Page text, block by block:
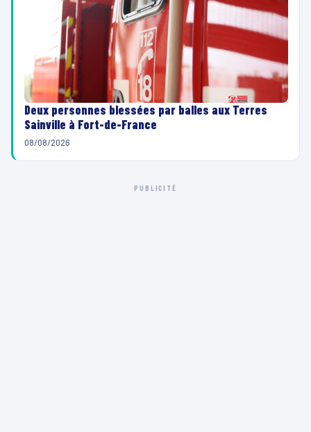
Deux personnes blessées par balles aux Terres
Sainville à Fort-de-France
08/08/2026
PUBLICITÉ